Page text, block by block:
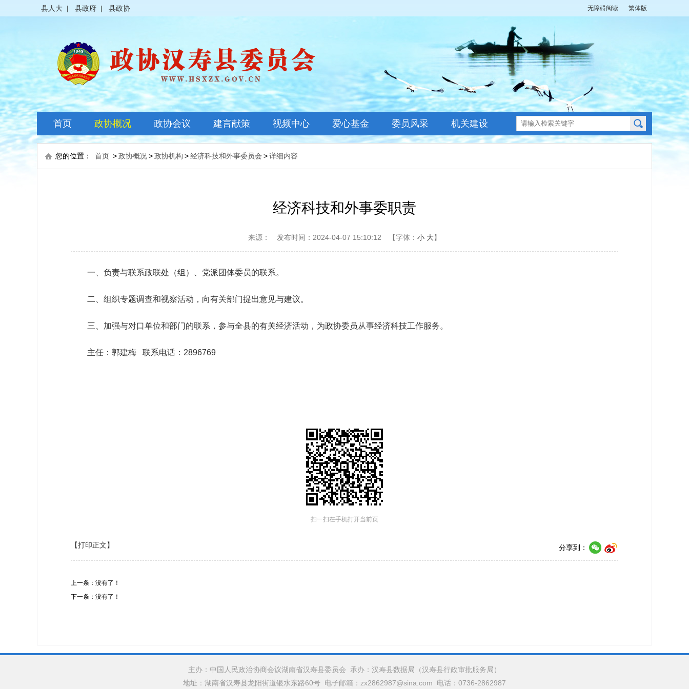
无障碍阅读 繁体版
县人大 | 县政府 | 县政协
首页 政协概况
领导之窗
政协会议
常委会议
建言献策 视频中心 爱心基金
善款公示
委员风采 机关建设
您的位置： 首页 >政协概况>政协机构 >经济科技和外事委员会 >详细内容
经济科技和外事委职责
来源： 发布时间：2024-04-07 15:10:12 【字体： 小 大】
一、负责与联系政联处（组）、党派团体委员的联系。
二、组织专题调查和视察活动，向有关部门提出意见与建议。
三、加强与对口单位和部门的联系，参与全县的有关经济活动，为政协委员从事经济科技工作服务。
主任：郭建梅 联系电话：2896769
扫一扫在手机打开当前页
分享到：
【打印正文】
上一条：没有了！
下一条：没有了！
主办：中国人民政治协商会议湖南省汉寿县委员会 承办：汉寿县数据局（汉寿县行政审批服务局）
地址：湖南省汉寿县龙阳街道银水东路60号 电子邮箱：zx2862987@sina.com 电话：0736-2862987